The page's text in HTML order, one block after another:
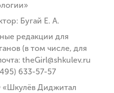
Бугай Е. А.
редакции для
(в том числе, для
theGirl@shkulev.ru
633-57-57
Диджитал